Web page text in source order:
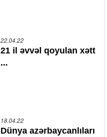
22.04.22
21 il əvvəl qoyulan xətt
...
18.04.22
Dünya azərbaycanlıları